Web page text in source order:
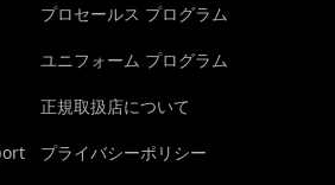
プロセールス プログラム
ユニフォーム プログラム
正規取扱店について
プライバシーポリシー